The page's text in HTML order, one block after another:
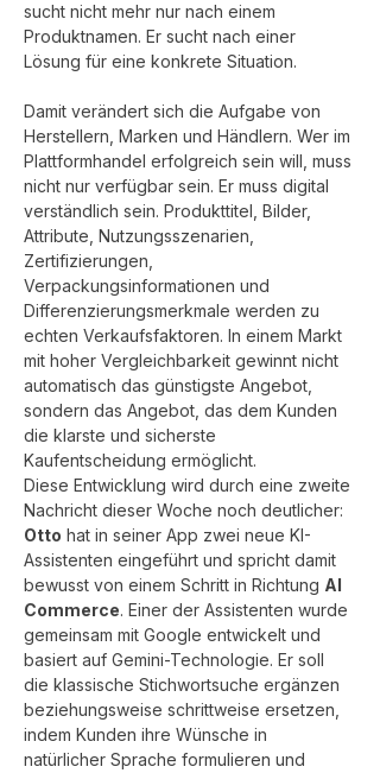
sucht nicht mehr nur nach einem
Produktnamen. Er sucht nach einer
Lösung für eine konkrete Situation.
Damit verändert sich die Aufgabe von
Herstellern, Marken und Händlern. Wer im
Plattformhandel erfolgreich sein will, muss
nicht nur verfügbar sein. Er muss digital
verständlich sein. Produkttitel, Bilder,
Attribute, Nutzungsszenarien,
Zertifizierungen,
Verpackungsinformationen und
Differenzierungsmerkmale werden zu
echten Verkaufsfaktoren. In einem Markt
mit hoher Vergleichbarkeit gewinnt nicht
automatisch das günstigste Angebot,
sondern das Angebot, das dem Kunden
die klarste und sicherste
Kaufentscheidung ermöglicht.
Diese Entwicklung wird durch eine zweite
Nachricht dieser Woche noch deutlicher:
Otto hat in seiner App zwei neue KI-
Assistenten eingeführt und spricht damit
bewusst von einem Schritt in Richtung AI
Commerce. Einer der Assistenten wurde
gemeinsam mit Google entwickelt und
basiert auf Gemini-Technologie. Er soll
die klassische Stichwortsuche ergänzen
beziehungsweise schrittweise ersetzen,
indem Kunden ihre Wünsche in
natürlicher Sprache formulieren und